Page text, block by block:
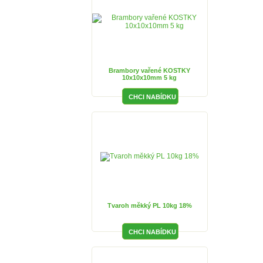
Brambory vařené KOSTKY
10x10x10mm 5 kg
Tvaroh měkký PL 10kg 18%